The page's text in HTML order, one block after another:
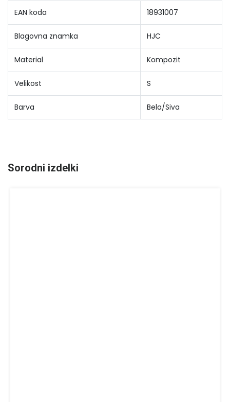
EAN koda 18931007
Blagovna znamka HJC
Material Kompozit
Velikost S
Barva Bela/Siva
Sorodni izdelki